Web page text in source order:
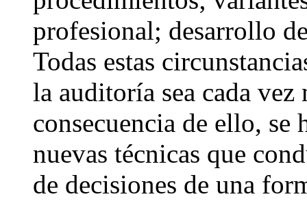
profesional; desarrollo
Todas estas
la auditoría sea cada
consecuencia de ello,
nuevas técnicas que
de decisiones de una